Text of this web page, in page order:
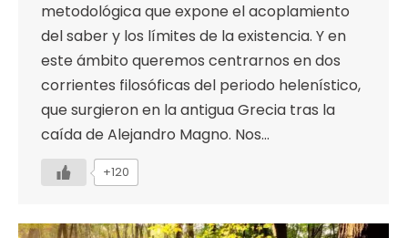
metodológica que expone el acoplamiento
del saber y los límites de la existencia. Y en
este ámbito queremos centrarnos en dos
corrientes filosóficas del periodo helenístico,
que surgieron en la antigua Grecia tras la
caída de Alejandro Magno. Nos…
+120